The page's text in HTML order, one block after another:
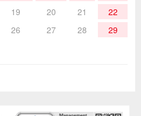
19 20 21
22
26 27 28
29